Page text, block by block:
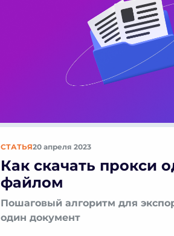
СТАТЬЯ20 апреля 2023
Как скачать прокси
файлом
Пошаговый алгоритм для
один документ